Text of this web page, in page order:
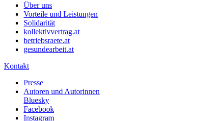
Über uns
Vorteile und Leistungen
Solidarität
kollektivvertrag.at
betriebsraete.at
gesundearbeit.at
Kontakt
Presse
Autoren und Autorinnen
Bluesky
Facebook
Instagram